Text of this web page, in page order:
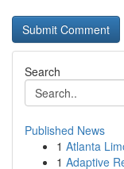
Search
Published News
1 Atlanta
1 Adaptive